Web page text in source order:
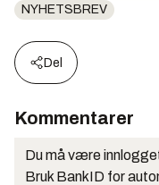
NYHETSBREV
Del
Kommentarer
Du må være
Bruk BankID for